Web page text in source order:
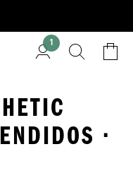
1
·